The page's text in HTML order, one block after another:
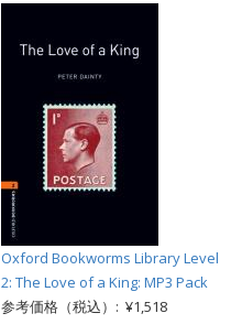
Oxford Bookworms Library Level
2: The Love of a King: MP3 Pack
参考価格（税込）: ¥1,518